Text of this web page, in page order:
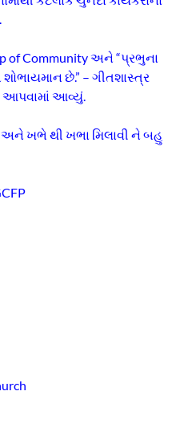
of Community અને “પ્રભુના
છે.” – ગીતશાસ્ત્ર
આવ્યું.
અને ખભે થી ખભા મિલાવી ને બહુ
–GCFP